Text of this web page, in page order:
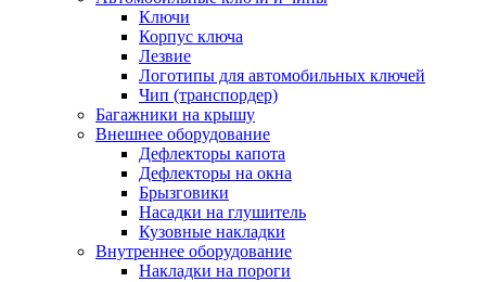
Ключи
Корпус ключа
Лезвие
Логотипы для автомобильных ключей
Чип (транспордер)
Багажники на крышу
Внешнее оборудование
Дефлекторы капота
Дефлекторы на окна
Брызговики
Насадки на глушитель
Кузовные накладки
Внутреннее оборудование
Накладки на пороги